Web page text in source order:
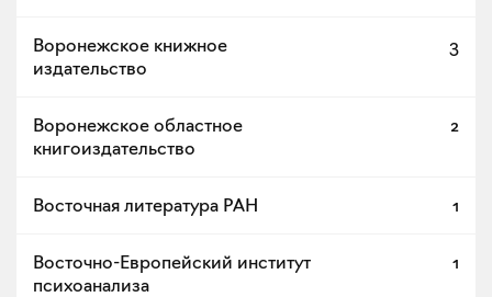
Воронежское книжное
издательство
3
Воронежское областное
книгоиздательство
2
Восточная литература РАН 1
Восточно-Европейский институт
психоанализа
1